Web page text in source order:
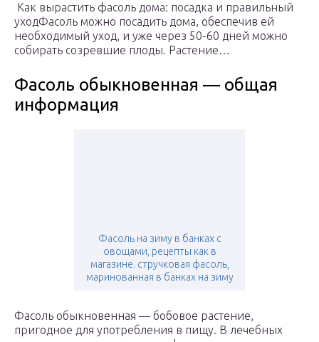
Как вырастить фасоль дома: посадка и правильный
уходФасоль можно посадить дома, обеспечив ей
необходимый уход, и уже через 50-60 дней можно
собирать созревшие плоды. Растение…
Фасоль обыкновенная — общая
информация
Фасоль на зиму в банках с
овощами, рецепты как в
магазине. стручковая фасоль,
маринованная в банках на зиму
Фасоль обыкновенная — бобовое растение,
пригодное для употребления в пищу. В лечебных